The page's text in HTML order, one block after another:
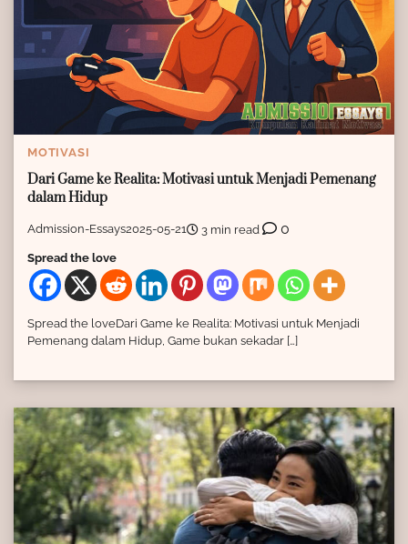
MOTIVASI
Dari Game ke Realita: Motivasi untuk Menjadi Pemenang
dalam Hidup
Admission-Essays2025-05-21 3 min read 0
Spread the love
Spread the loveDari Game ke Realita: Motivasi untuk Menjadi
Pemenang dalam Hidup, Game bukan sekadar […]